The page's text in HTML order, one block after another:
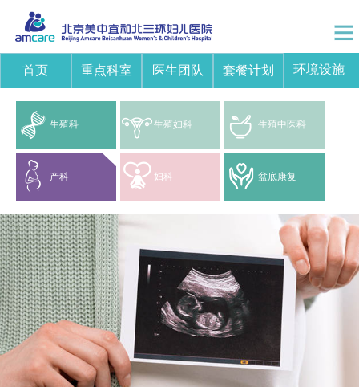
首页 重点科室 医生团队 套餐计划 环境设施
生殖科 生殖妇科 生殖中医科
产科 妇科 盆底康复